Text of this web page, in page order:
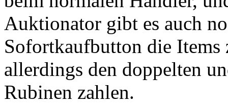
Auktionator gibt es auch
Sofortkaufbutton die Items
allerdings den doppelten
Rubinen zahlen.